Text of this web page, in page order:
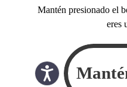
Mantén presionado el
eres